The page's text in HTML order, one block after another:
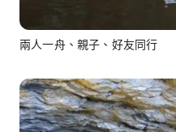
兩人一舟、親子、好友同行